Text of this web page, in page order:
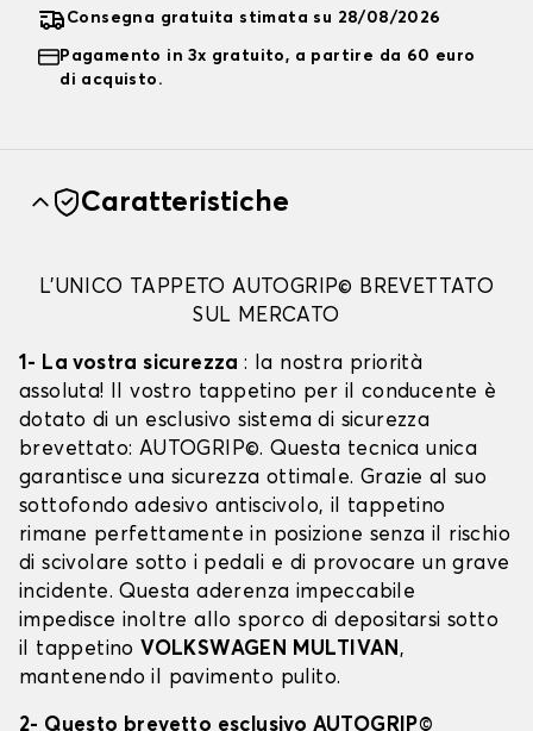
Consegna gratuita stimata su 28/08/2026
Pagamento in 3x gratuito, a partire da 60 euro
di acquisto.
Caratteristiche
L'UNICO TAPPETO AUTOGRIP© BREVETTATO
SUL MERCATO
1- La vostra sicurezza: la nostra priorità
assoluta! Il vostro tappetino per il conducente è
dotato di un esclusivo sistema di sicurezza
brevettato: AUTOGRIP©. Questa tecnica unica
garantisce una sicurezza ottimale. Grazie al suo
sottofondo adesivo antiscivolo, il tappetino
rimane perfettamente in posizione senza il rischio
di scivolare sotto i pedali e di provocare un grave
incidente. Questa aderenza impeccabile
impedisce inoltre allo sporco di depositarsi sotto
il tappetino VOLKSWAGEN MULTIVAN,
mantenendo il pavimento pulito.
2- Questo brevetto esclusivo AUTOGRIP©